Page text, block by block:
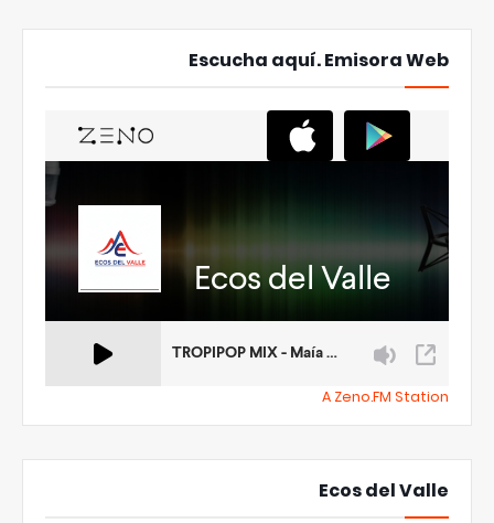
Escucha aquí. Emisora Web
A Zeno.FM Station
Ecos del Valle